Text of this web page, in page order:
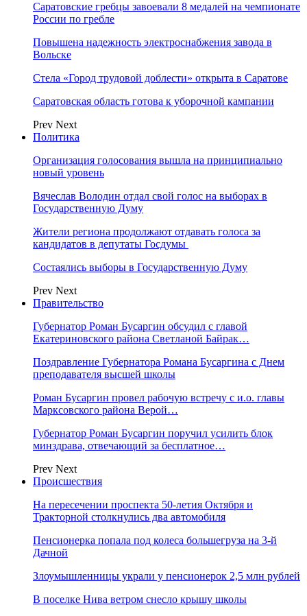
Саратовские гребцы завоевали 8 медалей на чемпионате
России по гребле
Повышена надежность электроснабжения завода в
Вольске
Стела «Город трудовой доблести» открыта в Саратове
Саратовская область готова к уборочной кампании
Prev Next
Политика
Организация голосования вышла на принципиально
новый уровень
Вячеслав Володин отдал свой голос на выборах в
Государственную Думу
Жители региона продолжают отдавать голоса за
кандидатов в депутаты Госдумы
Состаялись выборы в Государственную Думу
Prev Next
Правительство
Губернатор Роман Бусаргин обсудил с главой
Екатериновского района Светланой Байрак…
Поздравление Губернатора Романа Бусаргина с Днем
преподавателя высшей школы
Роман Бусаргин провел рабочую встречу с и.о. главы
Марксовского района Верой…
Губернатор Роман Бусаргин поручил усилить блок
минздрава, отвечающий за бесплатное…
Prev Next
Происшествия
На пересечении проспекта 50-летия Октября и
Тракторной столкнулись два автомобиля
Пенсионерка попала под колеса большегруза на 3-й
Дачной
Злоумышленницы украли у пенсионерок 2,5 млн рублей
В поселке Нива ветром снесло крышу школы